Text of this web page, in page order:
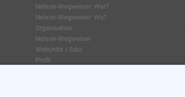
Nelson-Wegweiser: Wer?
Nelson-Wegweiser: Wo?
Organisation
Nelson-Wegweiser
WebUntis / Sdui
Profil